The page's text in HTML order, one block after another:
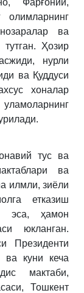
Фарғоний,
ва
Ҳозир
нурли
ва Қуддуси
хоналар
тус ва
ва
илмли, зиёли
етказиш
эса, ҳамон
юкланган.
Президенти
ва куни кеча
мактаби,
Тошкент